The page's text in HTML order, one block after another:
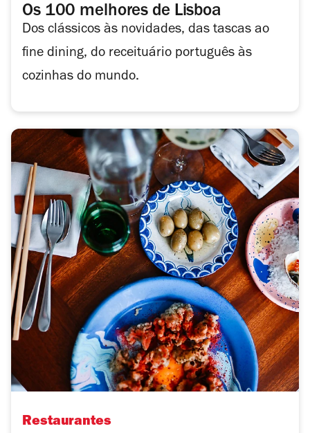
Os 100 melhores de Lisboa
Dos clássicos às novidades, das tascas ao
fine dining, do receituário português às
cozinhas do mundo.
Restaurantes